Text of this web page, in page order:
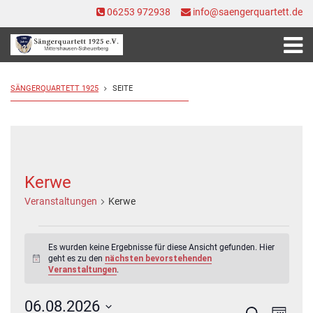
06253 972938 info@saengerquartett.de
SÄNGERQUARTETT 1925 SEITE
Kerwe
Veranstaltungen Kerwe
Hinweis
Es wurden keine Ergebnisse für diese Ansicht gefunden. Hier
geht es zu den nächsten bevorstehenden
Veranstaltungen.
06.08.2026